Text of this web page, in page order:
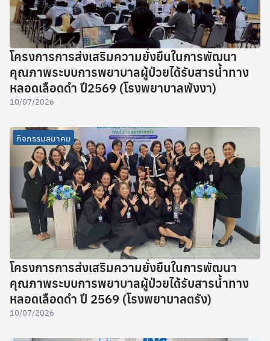
โครงการการส่งเสริมความยั่งยืนในการพัฒนา
คุณภาพระบบการพยาบาลผู้ป่วยได้รับสารน้ำทาง
หลอดเลือดดำ ปี2569 (โรงพยาบาลพังงา)
10/07/2026
กิจกรรมสมาคม
โครงการการส่งเสริมความยั่งยืนในการพัฒนา
คุณภาพระบบการพยาบาลผู้ป่วยได้รับสารน้ำทาง
หลอดเลือดดำ ปี 2569 (โรงพยาบาลตรัง)
10/07/2026